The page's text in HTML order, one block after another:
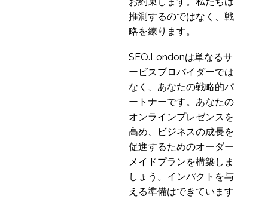
推測するのではなく、戦
略を練ります。
SEO.Londonは単なるサ
ービスプロバイダーでは
なく、あなたの戦略的パ
ートナーです。あなたの
オンラインプレゼンスを
高め、ビジネスの成長を
促進するためのオーダー
メイドプランを構築しま
しょう。インパクトを与
える準備はできています